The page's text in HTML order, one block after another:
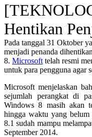
Hentikan
Pada tanggal 31 Oktober
menjadi penanda
8. Microsoft telah resmi
untuk para pengguna agar
Microsoft menjelaskan
sejumlah perangkat di
Windows 8 masih akan
hingga waktu yang
8.1 sudah mampu
September 2014.